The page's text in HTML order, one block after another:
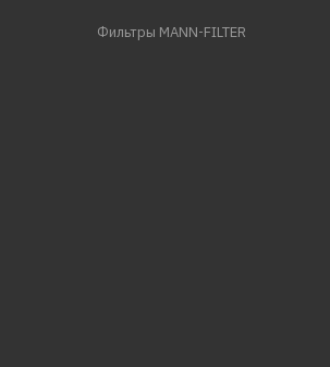
Фильтры MANN-FILTER